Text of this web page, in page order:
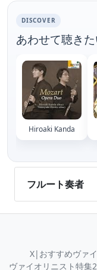
DISCOVER
あわせて聴き
Hiroaki Kanda
フルート奏者
X| おすすめヴァ
ヴァイオリニスト特集2